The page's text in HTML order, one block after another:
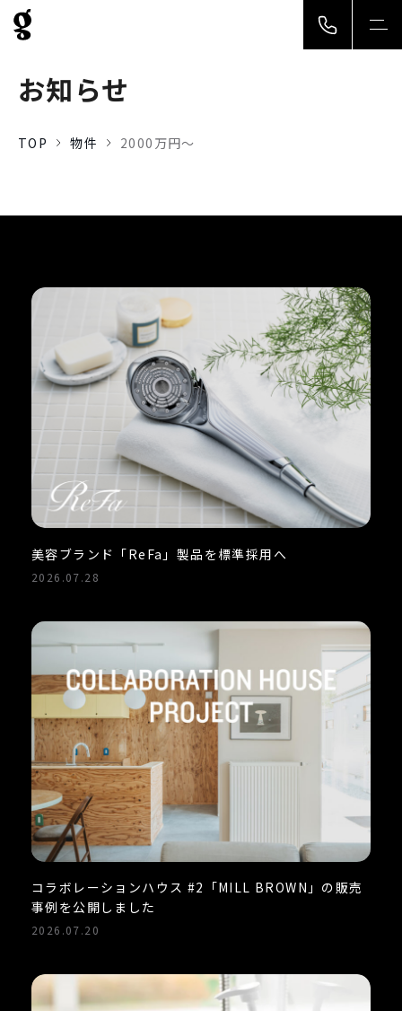
お知らせ
TOP 物件 2000万円〜
美容ブランド「ReFa」製品を標準採用へ
2026.07.28
コラボレーションハウス #2「MILL BROWN」の販売
事例を公開しました
2026.07.20